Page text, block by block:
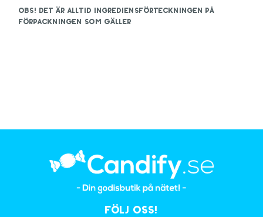
OBS! Det är alltid ingrediensförteckningen på
förpackningen som gäller
Följ oss!